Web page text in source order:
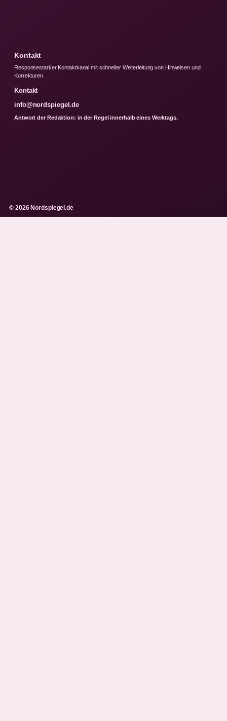
Kontakt
Responsestarker Kontaktkanal mit schneller Weiterleitung von Hinweisen und
Korrekturen.
Kontakt
info@nordspiegel.de
Antwort der Redaktion: in der Regel innerhalb eines Werktags.
© 2026 Nordspiegel.de